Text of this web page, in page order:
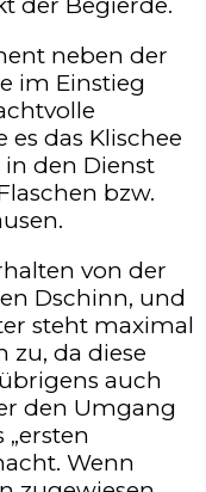
neben der
im Einstieg
das Klischee
den Dienst
bzw.
von der
Dschinn, und
steht maximal
zu, da diese
auch
den Umgang
Wenn